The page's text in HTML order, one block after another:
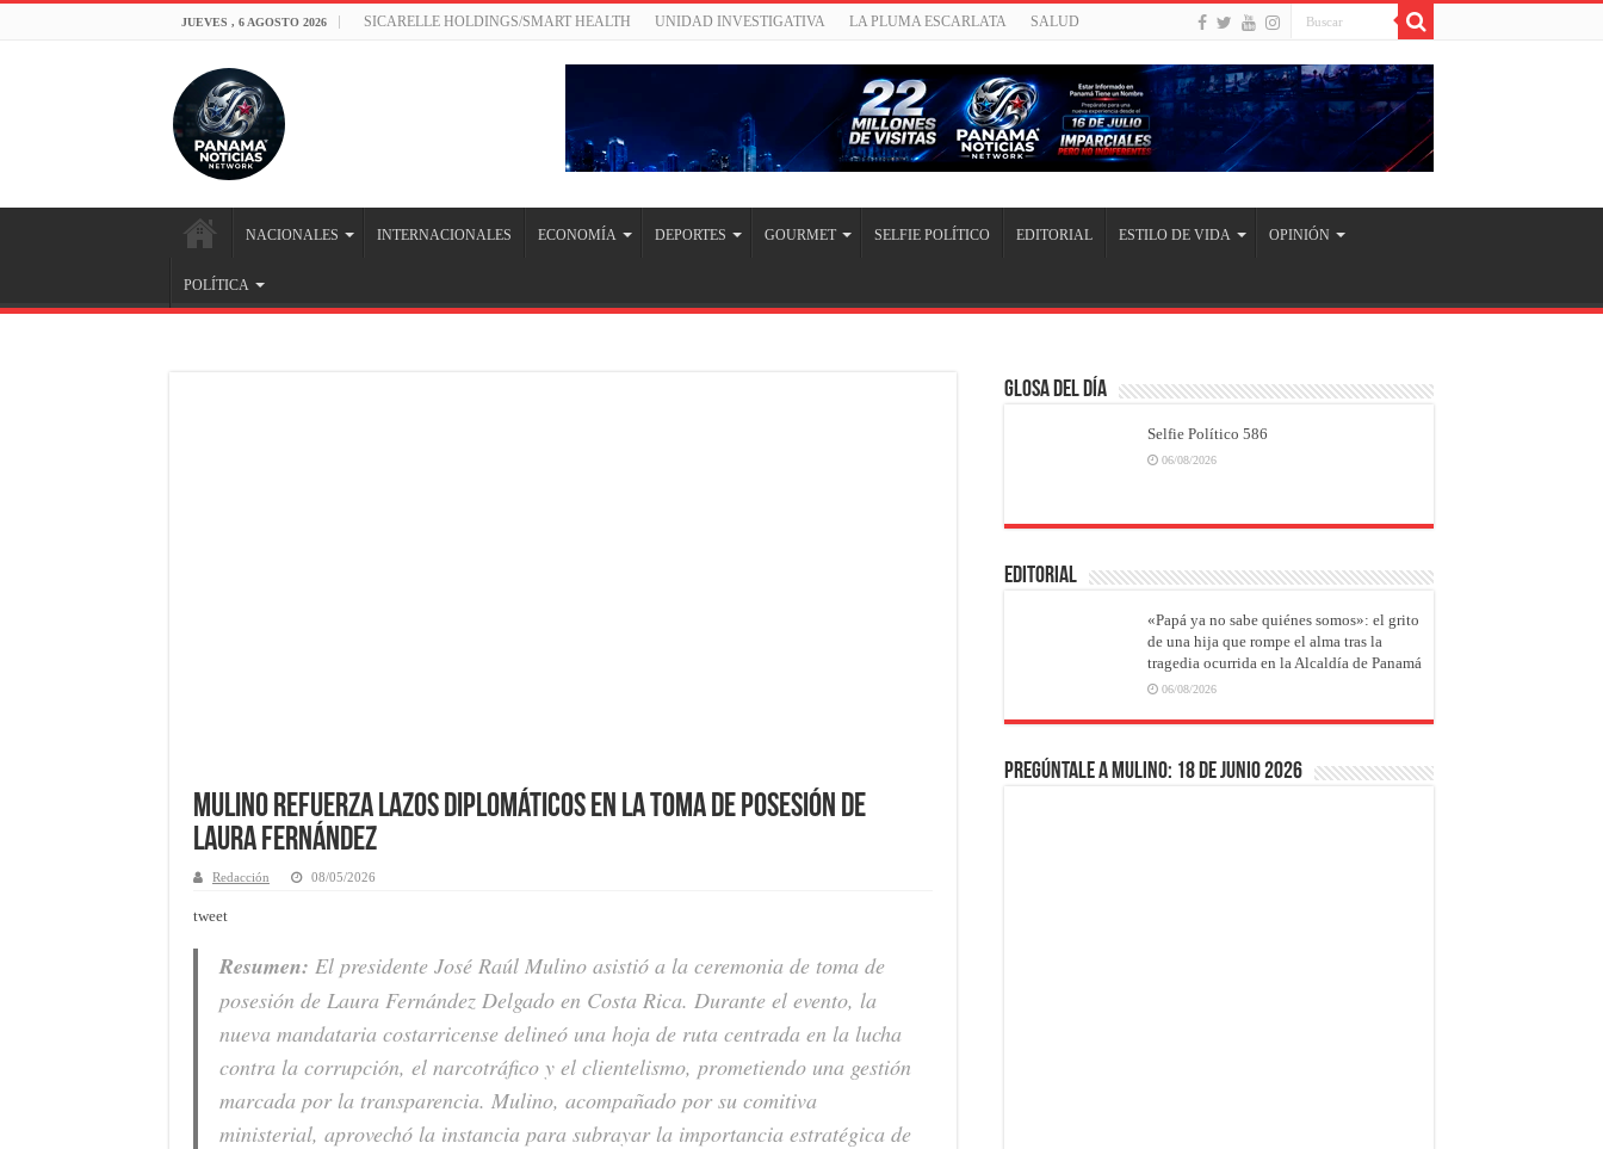
JUEVES , 6 AGOSTO 2026 SICARELLE HOLDINGS/SMART HEALTH UNIDAD INVESTIGATIVA LA PLUMA ESCARLATA SALUD
NACIONALES INTERNACIONALES ECONOMÍA DEPORTES GOURMET SELFIE POLÍTICO EDITORIAL ESTILO DE VIDA OPINIÓN
POLÍTICA
Mulino refuerza lazos diplomáticos en la toma de posesión de
Laura Fernández
Redacción 08/05/2026
tweet
Resumen: El presidente José Raúl Mulino asistió a la ceremonia de toma de
posesión de Laura Fernández Delgado en Costa Rica. Durante el evento, la
nueva mandataria costarricense delineó una hoja de ruta centrada en la lucha
contra la corrupción, el narcotráfico y el clientelismo, prometiendo una gestión
marcada por la transparencia. Mulino, acompañado por su comitiva
ministerial, aprovechó la instancia para subrayar la importancia estratégica de
Glosa del Día
Selfie Político 586
06/08/2026
EDITORIAL
«Papá ya no sabe quiénes somos»: el grito
de una hija que rompe el alma tras la
tragedia ocurrida en la Alcaldía de Panamá
06/08/2026
Pregúntale a Mulino: 18 de junio 2026